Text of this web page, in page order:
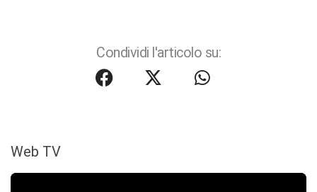
Condividi l'articolo su:
Web TV